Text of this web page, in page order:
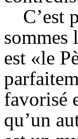
C’est
sommes
est «le
favorisé
qu’un